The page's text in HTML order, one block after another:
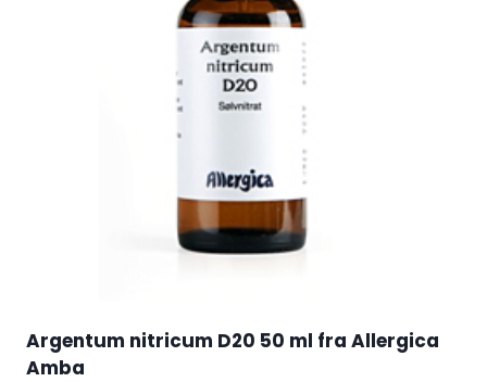
Argentum nitricum D20 50 ml fra Allergica
Amba